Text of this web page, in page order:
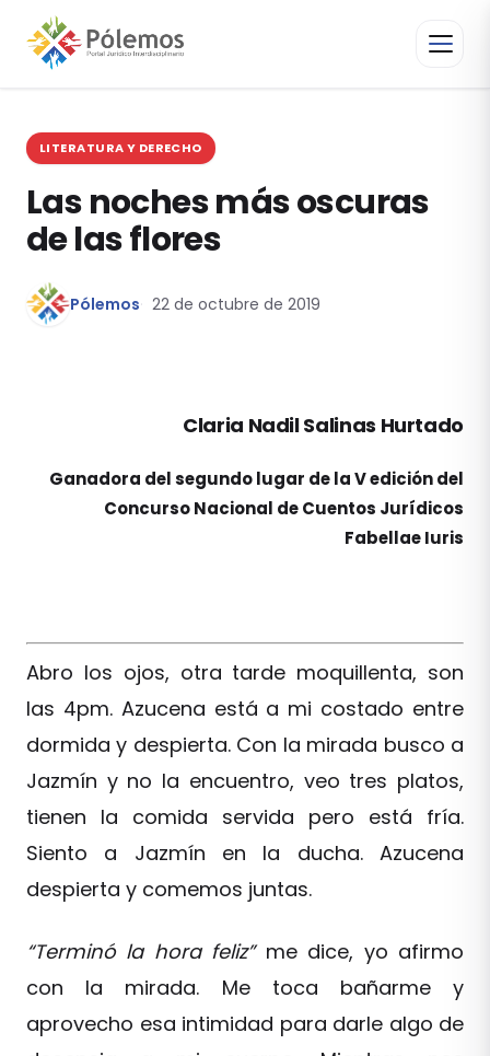
LITERATURA Y DERECHO
Las noches más oscuras
de las flores
Pólemos 22 de octubre de 2019
Claria Nadil Salinas Hurtado
Ganadora del segundo lugar de la V edición del
Concurso Nacional de Cuentos Jurídicos
Fabellae Iuris
Abro los ojos, otra tarde moquillenta, son
las 4pm. Azucena está a mi costado entre
dormida y despierta. Con la mirada busco a
Jazmín y no la encuentro, veo tres platos,
tienen la comida servida pero está fría.
Siento a Jazmín en la ducha. Azucena
despierta y comemos juntas.
“Terminó la hora feliz”me dice, yo afirmo
con la mirada. Me toca bañarme y
aprovecho esa intimidad para darle algo de